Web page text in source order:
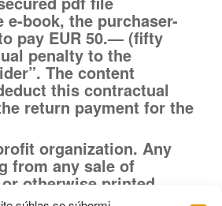
book, the purchaser-
pay EUR 50.— (fifty
penalty to the
The content
this contractual
return payment for the
organization. Any
from any sale of
otherwise printed
the provision of any